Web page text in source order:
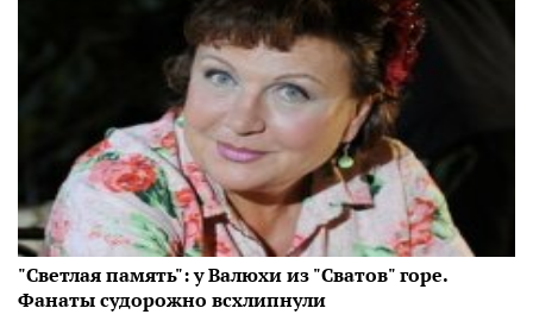
"Светлая память": у Валюхи из "Сватов" горе.
Фанаты судорожно всхлипнули